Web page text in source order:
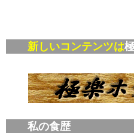
新しいコンテンツは
私の食歴